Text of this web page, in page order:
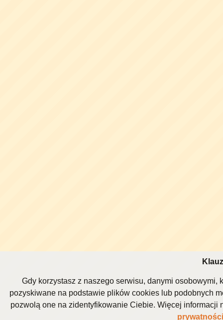
Gdy korzystasz z naszego serwisu, danymi osobowymi,
pozyskiwane na podstawie plików cookies lub podobnych
pozwolą one na zidentyfikowanie Ciebie. Więcej
prywatności